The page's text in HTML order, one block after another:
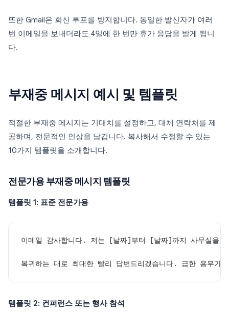
또한 Gmail은 회신 루프를 방지합니다. 동일한 발신자가 여러
번 이메일을 보내더라도 4일에 한 번만 휴가 응답을 받게 됩니
다.
부재중 메시지 예시 및 템플릿
적절한 부재중 메시지는 기대치를 설정하고, 대체 연락처를 제
공하며, 전문적인 인상을 남깁니다. 복사해서 수정할 수 있는
10가지 템플릿을 소개합니다.
전문가용 부재중 메시지 템플릿
템플릿 1: 표준 전문가용
이메일 감사합니다. 저는 [날짜]부터 [날짜]까지 사무실을
복귀하는 대로 최대한 빨리 답변드리겠습니다. 급한 용무
템플릿 2: 컨퍼런스 또는 행사 참석